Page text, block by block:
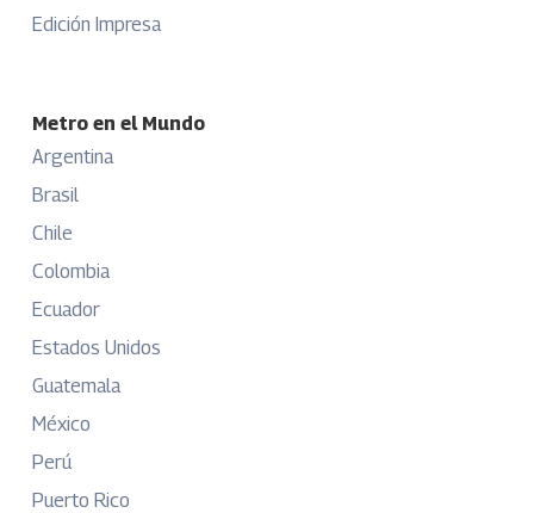
Edición Impresa
Metro en el Mundo
Argentina
Brasil
Chile
Colombia
Ecuador
Estados Unidos
Guatemala
México
Perú
Puerto Rico